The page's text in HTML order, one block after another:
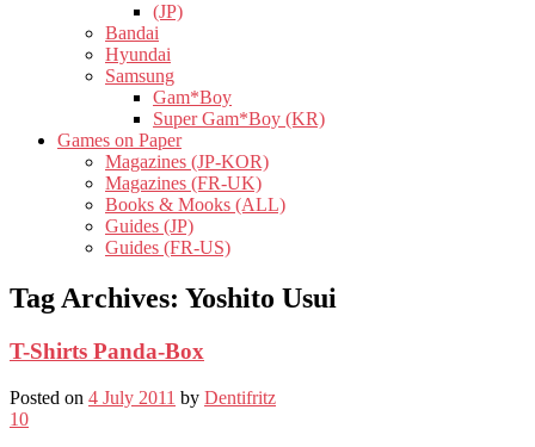
(JP)
Bandai
Hyundai
Samsung
Gam*Boy
Super Gam*Boy (KR)
Games on Paper
Magazines (JP-KOR)
Magazines (FR-UK)
Books & Mooks (ALL)
Guides (JP)
Guides (FR-US)
Tag Archives: Yoshito Usui
T-Shirts Panda-Box
Posted on 4 July 2011 by Dentifritz
10